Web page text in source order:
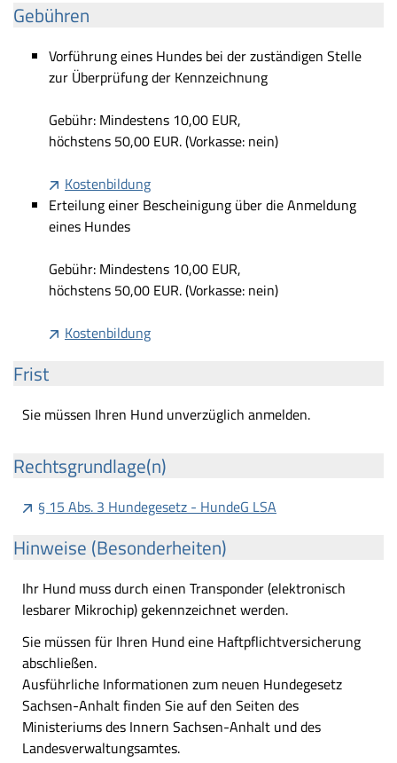
Gebühren
Vorführung eines Hundes bei der zuständigen Stelle
zur Überprüfung der Kennzeichnung
Gebühr: Mindestens 10,00 EUR,
höchstens 50,00 EUR. (Vorkasse: nein)
Kostenbildung
Erteilung einer Bescheinigung über die Anmeldung
eines Hundes
Gebühr: Mindestens 10,00 EUR,
höchstens 50,00 EUR. (Vorkasse: nein)
Kostenbildung
Frist
Sie müssen Ihren Hund unverzüglich anmelden.
Rechtsgrundlage(n)
§ 15 Abs. 3 Hundegesetz - HundeG LSA
Hinweise (Besonderheiten)
Ihr Hund muss durch einen Transponder (elektronisch
lesbarer Mikrochip) gekennzeichnet werden.
Sie müssen für Ihren Hund eine Haftpflichtversicherung
abschließen.
Ausführliche Informationen zum neuen Hundegesetz
Sachsen-Anhalt finden Sie auf den Seiten des
Ministeriums des Innern Sachsen-Anhalt und des
Landesverwaltungsamtes.